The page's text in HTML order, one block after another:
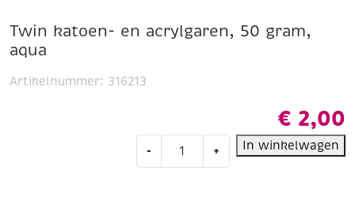
Twin katoen- en acrylgaren, 50 gram,
aqua
€ 2,00
-
katoen-
+ In winkelwagen
Artikelnummer: 316213